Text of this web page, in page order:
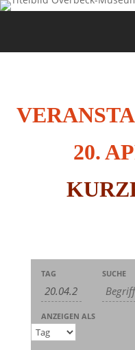
20.
Suche
und
Ansichten,
Navigation
Suche
TAG SUCHE
Veranstaltung
Ansichten-
Navigation
ANZEIGEN ALS